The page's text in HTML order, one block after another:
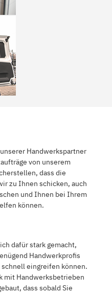
Handwerkspartner
von unserem
dass die
zu Ihnen schicken, auch
und Ihnen bei Ihrem
können.
dafür stark gemacht,
Handwerkprofis
eingreifen können.
mit Handwerksbetrieben
dass sobald Sie